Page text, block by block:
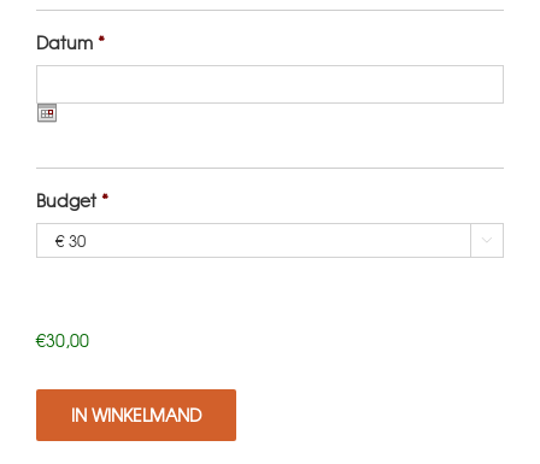
Datum *
Budget *

€30,00
IN WINKELMAND